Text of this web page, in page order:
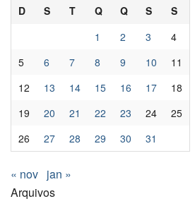
D S T Q Q S
S
1
2 3
4
5
6 7 8 9 10
11
12
13 14 15 16 17
18
19
20 21 22 23 24
25
26
27 28 29 30 31
« nov jan »
Arquivos